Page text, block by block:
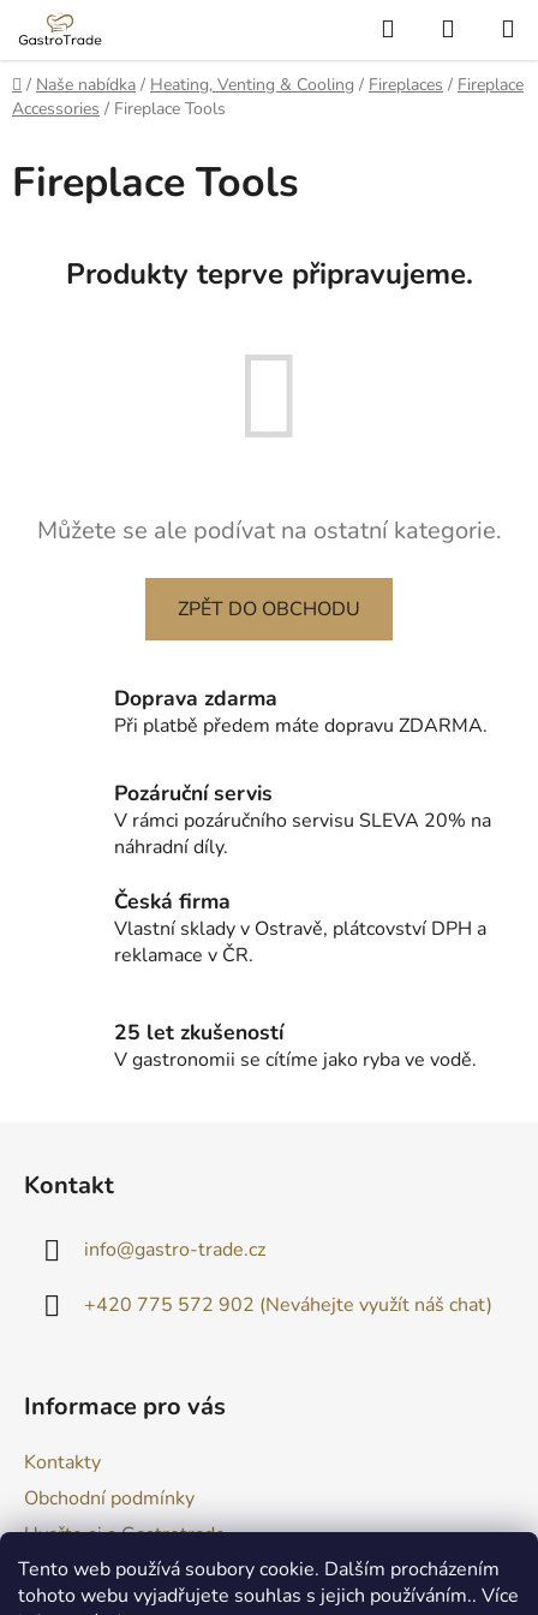
Tento web používá soubory cookie. Dalším procházením
tohoto webu vyjadřujete souhlas s jejich používáním.. Více
obsah
Hledat
KOŠÍK
Domů
/ Naše nabídka / Heating, Venting & Cooling / Fireplaces / Fireplace
Accessories / Fireplace Tools
Fireplace Tools
Produkty teprve připravujeme.
Můžete se ale podívat na ostatní kategorie.
ZPĚT DO OBCHODU
Doprava zdarma
Při platbě předem máte dopravu ZDARMA.
Pozáruční servis
V rámci pozáručního servisu SLEVA 20% na
náhradní díly.
Česká firma
Vlastní sklady v Ostravě, plátcovství DPH a
reklamace v ČR.
25 let zkušeností
V gastronomii se cítíme jako ryba ve vodě.
Kontakt
info@gastro-trade.cz
+420 775 572 902 (Neváhejte využít náš chat)
Informace pro vás
Kontakty
Obchodní podmínky
Uvařte si s Gastrotrade
Naše produkty - Tipy a triky
Reklamace zboží